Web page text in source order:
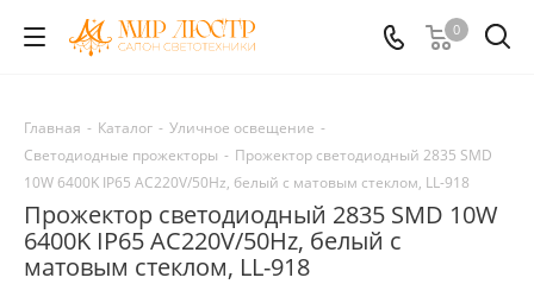
0
Главная - Каталог - Уличное освещение -
Светодиодные прожекторы - Прожектор светодиодный 2835 SMD
10W 6400K IP65 AC220V/50Hz, белый с матовым стеклом, LL-918
Прожектор светодиодный 2835 SMD 10W
6400K IP65 AC220V/50Hz, белый с
матовым стеклом, LL-918